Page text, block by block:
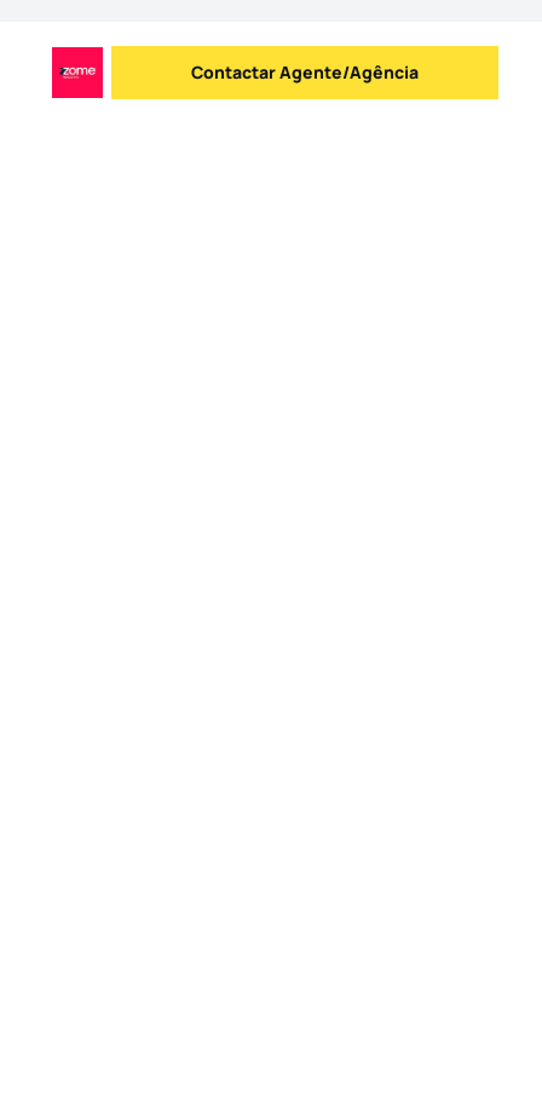
Enviar mensagem
Contactar Agente/Agência